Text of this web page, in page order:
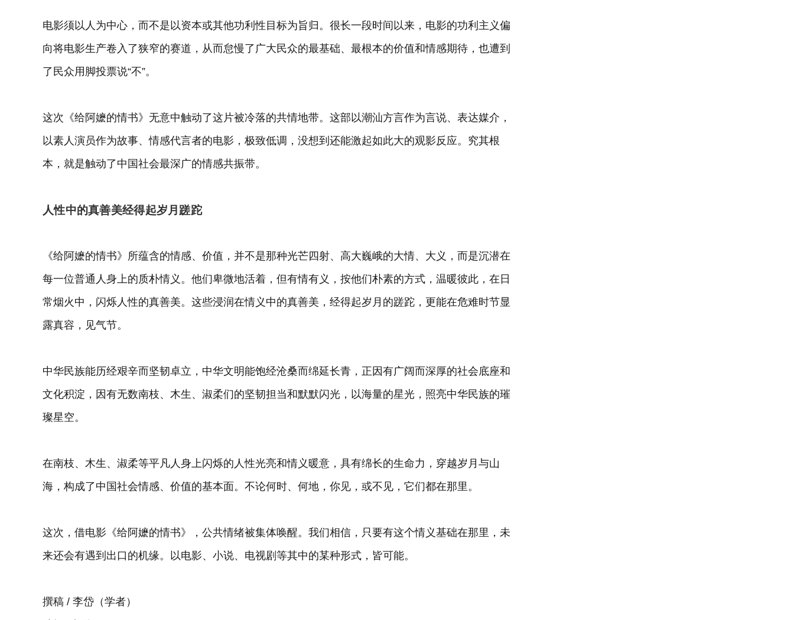
电影须以人为中心，而不是以资本或其他功利性目标为旨归。很长一段时间以来，电影的功利主义偏
向将电影生产卷入了狭窄的赛道，从而怠慢了广大民众的最基础、最根本的价值和情感期待，也遭到
了民众用脚投票说“不”。
这次《给阿嬷的情书》无意中触动了这片被冷落的共情地带。这部以潮汕方言作为言说、表达媒介，
以素人演员作为故事、情感代言者的电影，极致低调，没想到还能激起如此大的观影反应。究其根
本，就是触动了中国社会最深广的情感共振带。
人性中的真善美经得起岁月蹉跎
《给阿嬷的情书》所蕴含的情感、价值，并不是那种光芒四射、高大巍峨的大情、大义，而是沉潜在
每一位普通人身上的质朴情义。他们卑微地活着，但有情有义，按他们朴素的方式，温暖彼此，在日
常烟火中，闪烁人性的真善美。这些浸润在情义中的真善美，经得起岁月的蹉跎，更能在危难时节显
露真容，见气节。
中华民族能历经艰辛而坚韧卓立，中华文明能饱经沧桑而绵延长青，正因有广阔而深厚的社会底座和
文化积淀，因有无数南枝、木生、淑柔们的坚韧担当和默默闪光，以海量的星光，照亮中华民族的璀
璨星空。
在南枝、木生、淑柔等平凡人身上闪烁的人性光亮和情义暖意，具有绵长的生命力，穿越岁月与山
海，构成了中国社会情感、价值的基本面。不论何时、何地，你见，或不见，它们都在那里。
这次，借电影《给阿嬷的情书》，公共情绪被集体唤醒。我们相信，只要有这个情义基础在那里，未
来还会有遇到出口的机缘。以电影、小说、电视剧等其中的某种形式，皆可能。
撰稿 / 李岱（学者）